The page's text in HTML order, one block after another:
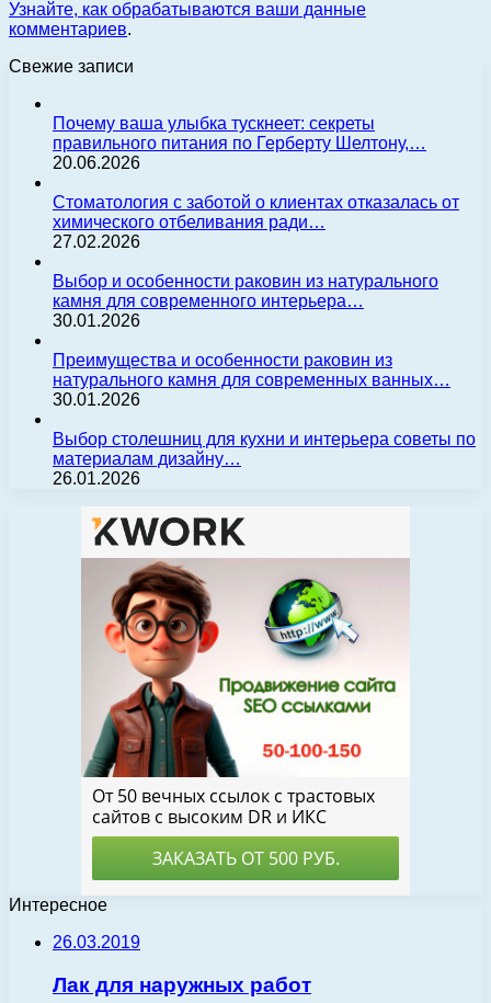
Узнайте, как обрабатываются ваши данные
комментариев.
Свежие записи
Почему ваша улыбка тускнеет: секреты
правильного питания по Герберту Шелтону,…
20.06.2026
Стоматология с заботой о клиентах отказалась от
химического отбеливания ради…
27.02.2026
Выбор и особенности раковин из натурального
камня для современного интерьера…
30.01.2026
Преимущества и особенности раковин из
натурального камня для современных ванных…
30.01.2026
Выбор столешниц для кухни и интерьера советы по
материалам дизайну…
26.01.2026
Интересное
26.03.2019
Лак для наружных работ